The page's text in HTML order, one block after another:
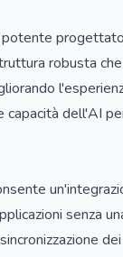
robusta
dell'AI
senza